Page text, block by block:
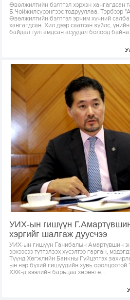
Өвөлжилтийн бэлтгэл хэрхэн хангагдсан
Б.Чойжилсүрэнгээс тодрууллаа. Тэрбээр
Өвөлжилтийн бэлтгэл эрчим хүчний
хангагдсан. Хил дээр саатсан зүйлс,
байдал тулгамдсан асуудал болоод
УИХ-ын гишүүн
хэргийг шалгаж дуусчээ
УИХ-ын гишүүн Ганибалын Амартүвшин
эрхээсээ түтгэлзэх хүсэлтээ гарган,
Түүнд Хөгжлийн Банкны Гүйцэтгэх
ын нэр бүхий гишүүдийн хувь оролцоотой
ХХК-д зээлийн барьцаа хөрөнгө...